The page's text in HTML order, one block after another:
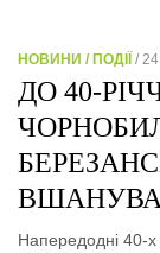
НОВИНИ / ПОДІЇ /
ДО 40-
Напередодні 40-х